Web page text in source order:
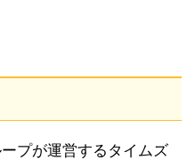
プが運営するタイムズ